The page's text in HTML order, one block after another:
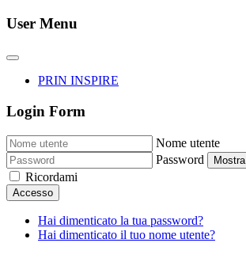
User Menu
PRIN INSPIRE
Login Form
Nome utente
Password
Ricordami
Accesso
Hai dimenticato la tua password?
Hai dimenticato il tuo nome utente?